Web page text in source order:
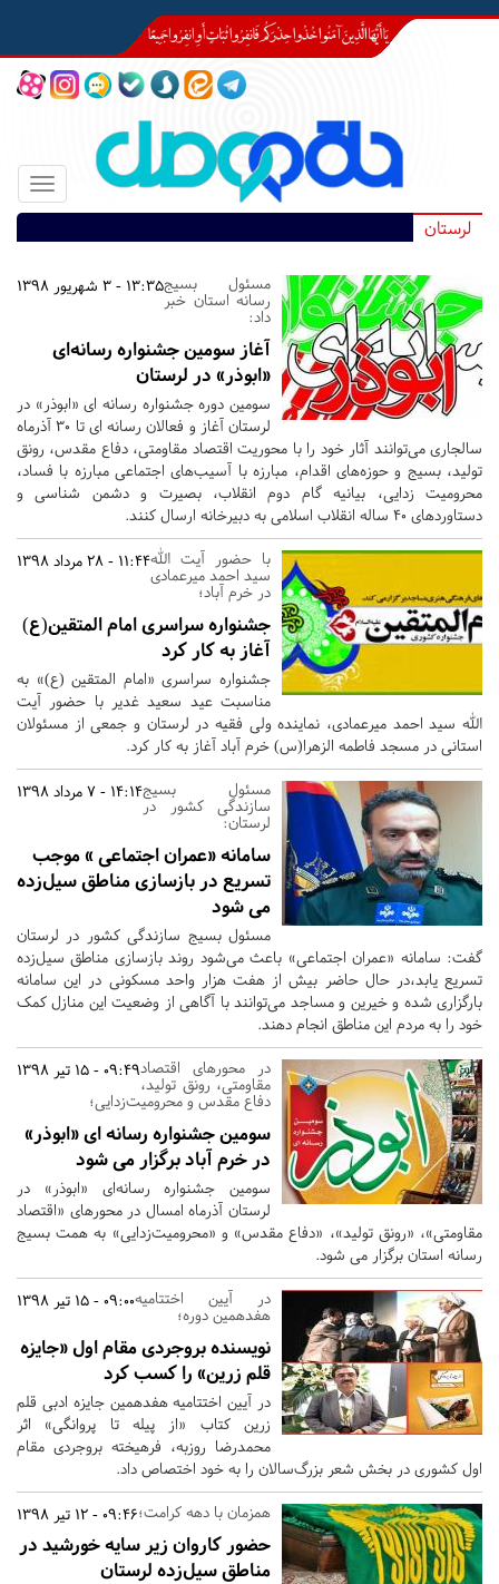
Toggle
لرستان
13:35 - 3 شهریور 1398مسئول بسیج
رسانه استان خبر
داد:
آغاز سومین جشنواره رسانه‌ای
«ابوذر» در لرستان
سومین دوره جشنواره رسانه ای «ابوذر» در
لرستان آغاز و فعالان رسانه ای تا 30 آذرماه
سالجاری می‌توانند آثار خود را با محوریت اقتصاد مقاومتی، دفاع مقدس، رونق
تولید، بسیج و حوزه‌های اقدام، مبارزه با آسیب‌های اجتماعی مبارزه با فساد،
محرومیت زدایی، بیانیه گام دوم انقلاب، بصیرت و دشمن شناسی و
دستاوردهای 40 ساله انقلاب اسلامی به دبیرخانه ارسال کنند.
11:44 - 28 مرداد 1398با حضور آیت الله
سید احمد میرعمادی
در خرم آباد؛
جشنواره سراسری امام المتقین(ع)
آغاز به کار کرد
جشنواره سراسری «امام المتقین (ع)» به
مناسبت عید سعید غدیر با حضور آیت
الله سید احمد میرعمادی، نماینده ولی فقیه در لرستان و جمعی از مسئولان
استانی در مسجد فاطمه الزهرا(س) خرم آباد آغاز به کار کرد.
14:14 - 7 مرداد 1398مسئول بسیج
سازندگی کشور در
لرستان:
سامانه «عمران اجتماعی » موجب
تسریع در بازسازی مناطق سیل‌زده
می شود
مسئول بسیج سازندگی کشور در لرستان
گفت: سامانه «عمران اجتماعی» باعث می‌شود روند بازسازی مناطق سیل‌زده
تسریع یابد،در حال حاضر بیش از هفت هزار واحد مسکونی در این سامانه
بارگزاری شده و خیرین و مساجد می‌توانند با آگاهی از وضعیت این منازل کمک
خود را به مردم این مناطق انجام دهند.
09:49 - 15 تیر 1398در محورهای اقتصاد
مقاومتی، رونق تولید،
دفاع مقدس و محرومیت‌زدایی؛
سومین جشنواره رسانه ای «ابوذر»
در خرم آباد برگزار می شود
سومین جشنواره رسانه‌ای «ابوذر» در
لرستان آذرماه امسال در محورهای «اقتصاد
مقاومتی»، «رونق تولید»، «دفاع مقدس» و «محرومیت‌زدایی» به همت بسیج
رسانه استان برگزار می شود.
09:00 - 15 تیر 1398در آیین اختتامیه
هفدهمین دوره؛
نویسنده بروجردی مقام اول «جایزه
قلم زرین» را کسب کرد
در آیین اختتامیه هفدهمین جایزه ادبی قلم
زرین کتاب «از پیله تا پروانگی» اثر
محمدرضا روزبه، فرهیخته بروجردی مقام
اول کشوری در بخش شعر بزرگ‌سالان را به خود اختصاص داد‌.
09:46 - 12 تیر 1398همزمان با دهه کرامت؛
حضور کاروان زیر سایه خورشید در
مناطق سیل‌زده لرستان